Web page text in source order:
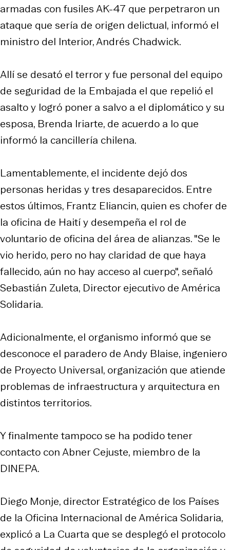
armadas con fusiles AK-47 que perpetraron un
ataque que sería de origen delictual, informó el
ministro del Interior, Andrés Chadwick.
Allí se desató el terror y fue personal del equipo
de seguridad de la Embajada el que repelió el
asalto y logró poner a salvo a el diplomático y su
esposa, Brenda Iriarte, de acuerdo a lo que
informó la cancillería chilena.
Lamentablemente, el incidente dejó dos
personas heridas y tres desaparecidos. Entre
estos últimos, Frantz Eliancin, quien es chofer de
la oficina de Haití y desempeña el rol de
voluntario de oficina del área de alianzas. "Se le
vio herido, pero no hay claridad de que haya
fallecido, aún no hay acceso al cuerpo", señaló
Sebastián Zuleta, Director ejecutivo de América
Solidaria.
Adicionalmente, el organismo informó que se
desconoce el paradero de Andy Blaise, ingeniero
de Proyecto Universal, organización que atiende
problemas de infraestructura y arquitectura en
distintos territorios.
Y finalmente tampoco se ha podido tener
contacto con Abner Cejuste, miembro de la
DINEPA.
Diego Monje, director Estratégico de los Países
de la Oficina Internacional de América Solidaria,
explicó a La Cuarta que se desplegó el protocolo